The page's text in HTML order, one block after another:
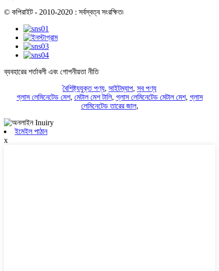
© কপিরাইট - 2010-2020 : সর্বস্বত্ব সংরক্ষিত৷
ব্যবহারের শর্তাবলী এবং গোপনীয়তা নীতি
বৈশিষ্ট্যযুক্ত পণ্য, সাইটম্যাপ, সব পণ্য
গ্লাস লেমিনেটেড মেশ, মেটাল মেশ টালি, গ্লাস লেমিনেটেড মেটাল মেশ, গ্লাস
লেমিনেটেড তারের জাল,
ইমেইল পাঠান
x